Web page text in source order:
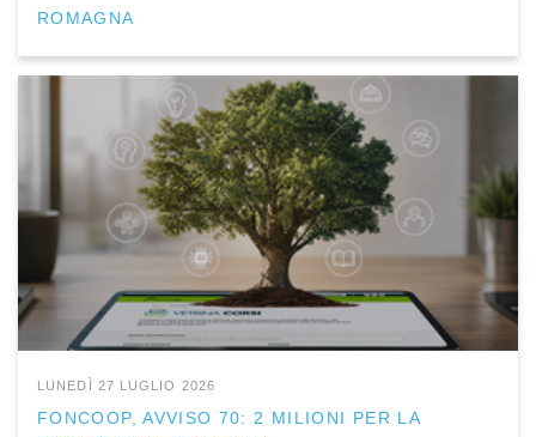
ROMAGNA
LUNEDÌ 27 LUGLIO 2026
FONCOOP, AVVISO 70: 2 MILIONI PER LA